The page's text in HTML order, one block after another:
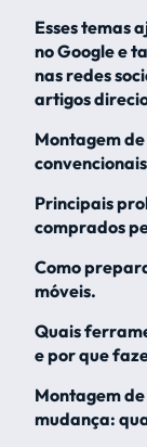
Esses temas
no Google e
nas redes
artigos
Montagem
Principais
comprados
Como
móveis.
Quais
e por que
Montagem
mudança: